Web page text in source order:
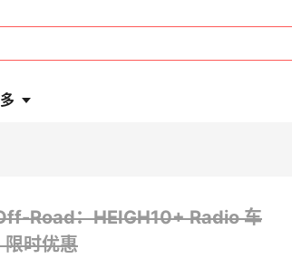
Road：HEIGH10+ Radio 车
限时优惠